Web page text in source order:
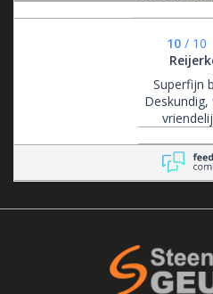
10 / 10
Superfijn
Deskundig,